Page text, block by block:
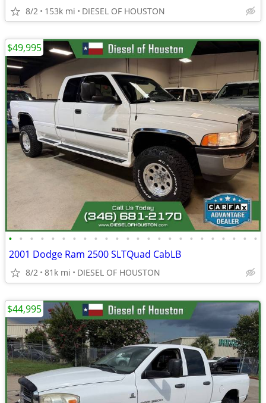
8/2 153k mi DIESEL OF HOUSTON
• • • • • • • • • • • • • • • • • • • • • • • •
2001 Dodge Ram 2500 SLTQuad CabLB
8/2 81k mi DIESEL OF HOUSTON
$49,995
$44,995